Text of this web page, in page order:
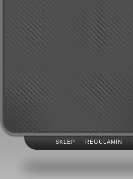
SKLEP REGULAMIN